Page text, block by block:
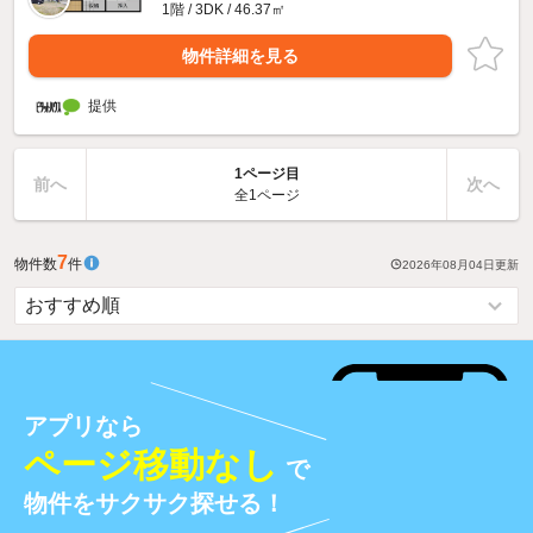
1階 / 3DK / 46.37㎡
物件詳細を見る
提供
前へ
1ページ目
全1ページ
次へ
物件数7件 2026年08月04日更新
アプリなら
ページ移動なし で
物件をサクサク探せる！